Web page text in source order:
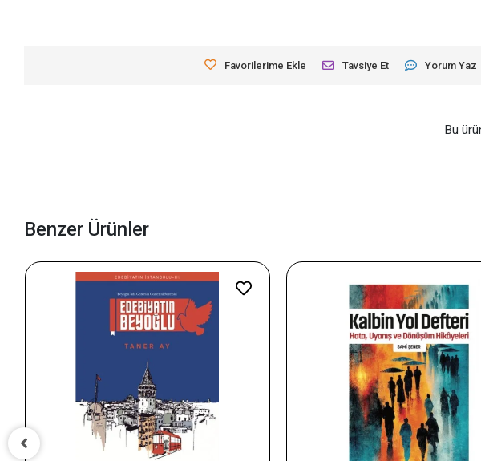
Favorilerime Ekle Tavsiye Et Yorum Yaz
Bu
Benzer Ürünler